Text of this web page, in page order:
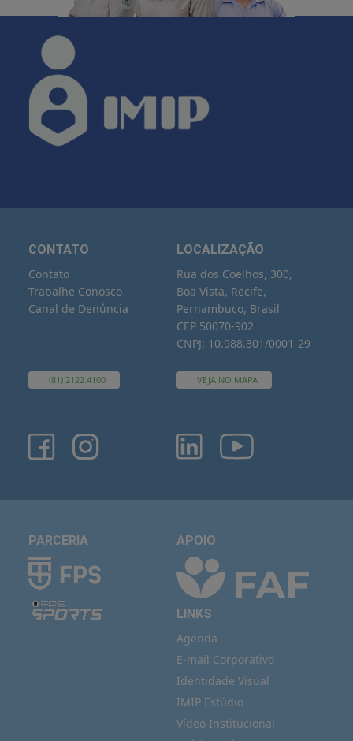
CONTATO
Contato
Trabalhe Conosco
Canal de Denúncia
(81) 2122.4100
LOCALIZAÇÃO
Rua dos Coelhos, 300,
Boa Vista, Recife,
Pernambuco, Brasil
CEP 50070-902
CNPJ: 10.988.301/0001-29
VEJA NO MAPA
PARCERIA APOIO
LINKS
Agenda
E-mail Corporativo
Identidade Visual
IMIP Estúdio
Vídeo Institucional